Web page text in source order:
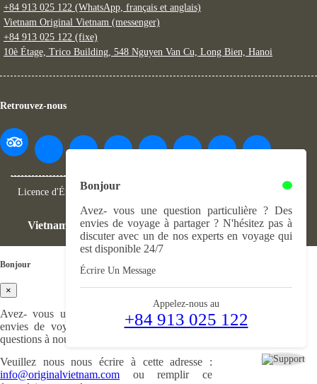
+84 913 025 122 (WhatsApp, français et anglais)
Vietnam Original Vietnam (messenger)
+84 913 025 122 (fixe)
10è Étage, Trico Building, 548 Nguyen Van Cu, Long Bien, Hanoi
Retrouvez-nous
Licence d'État:0102388399 01024/TCDL
Vietnam Original Travel@ 2004 - 2025. Tous droits réservés
Bonjour
Avez- vous une question particulière ? Des
envies de voyage à partager ? N'hésitez pas à
discuter avec un de nos experts en voyage qui
est disponible 24/7
Écrire Un Message
Appelez-nous au
+84 913 025 122
Bonjour
×
Avez- vous une demande particulière ? Des
envies de voyage à partager ? Ou bien des
questions à nous poser ?
Veuillez nous nous écrire à cette adresse :
info@originalvietnam.com ou remplir ce